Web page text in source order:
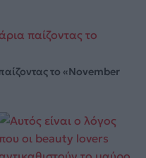
το «November